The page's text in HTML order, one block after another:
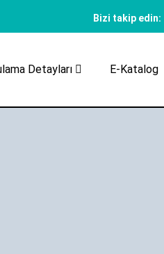
Bizi takip edin:
Detayları E-Katalog